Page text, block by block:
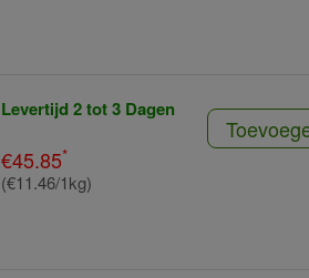
Levertijd 2 tot 3 Dagen
€45.85*
(€11.46/1kg)